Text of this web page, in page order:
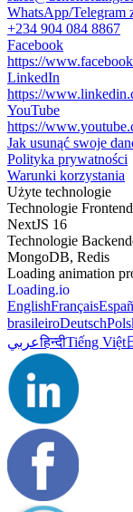
WhatsApp/Telegram
+234 904 084 8867
Facebook
https://
LinkedIn
https://
YouTube
https://
Jak usunąć swoje
Polityka prywatności
Warunki korzystania
Użyte technologie
Technologie
NextJS 16
Technologie
MongoDB, Redis
Loading animation
Loading.io
EnglishFrançais
brasileiroDeutsch
عربيहिन्दीTiếng Việt